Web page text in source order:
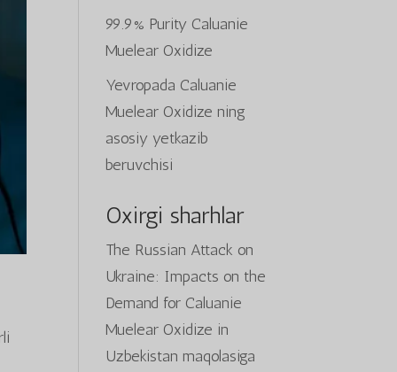
99.9% Purity Caluanie
Muelear Oxidize
Yevropada Caluanie
Muelear Oxidize ning
asosiy yetkazib
beruvchisi
Oxirgi sharhlar
The Russian Attack on
Ukraine: Impacts on the
Demand for Caluanie
Muelear Oxidize in
Uzbekistan maqolasiga